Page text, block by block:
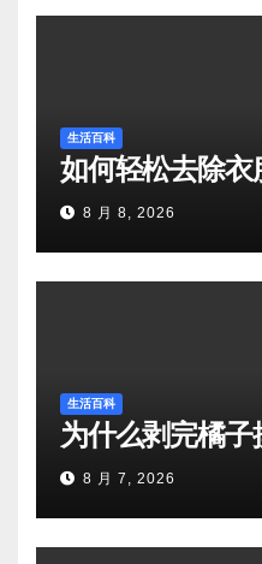
生活百科
如何轻松去除衣
8 月 8, 2026
生活百科
为什么剥完橘
8 月 7, 2026